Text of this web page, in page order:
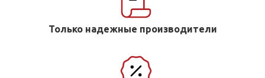
Только надежные производители